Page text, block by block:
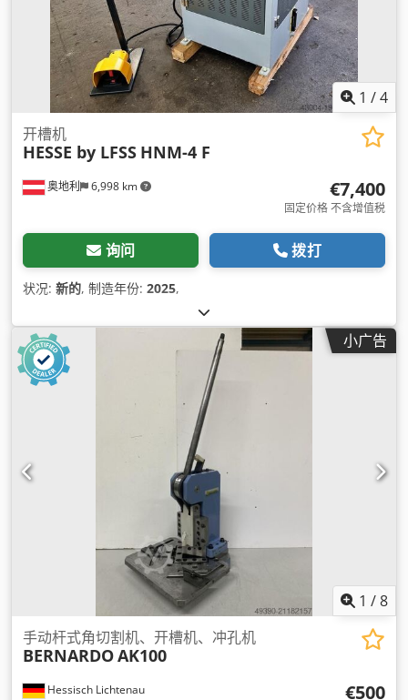
1 /4
奥地利 6,998 km
开槽机
HESSE by LFSS HNM-4 F
€7,400
固定价格 不含增值税
询问 拨打
状况: 新的, 制造年份: 2025,
小广告
1 /8
Hessisch Lichtenau
手动杆式角切割机、开槽机、冲孔机
BERNARDOAK100
€500